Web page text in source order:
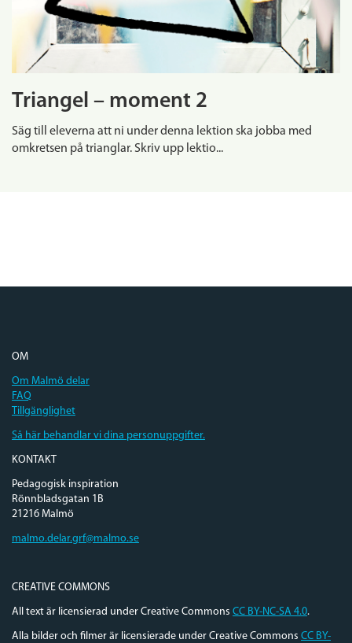
Triangel – moment 2
Säg till eleverna att ni under denna lektion ska jobba med
omkretsen på trianglar. Skriv upp lektio...
OM
Om Malmö delar
FAQ
Tillgänglighet
Så här behandlar vi dina personuppgifter.
KONTAKT
Pedagogisk inspiration
Rönnbladsgatan 1B
21216 Malmö
malmo.delar.grf@malmo.se
CREATIVE COMMONS
All text är licensierad under Creative Commons CC BY-NC-SA 4.0.
Alla bilder och filmer är licensierade under Creative Commons CC BY-